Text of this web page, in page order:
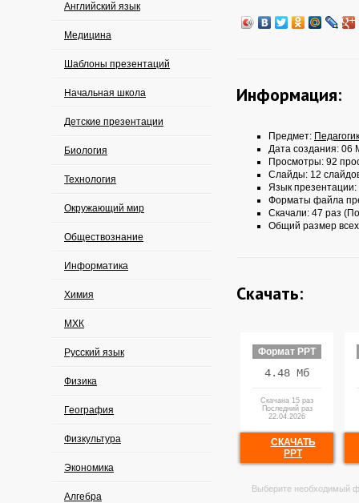
Английский язык
Медицина
Шаблоны презентаций
Начальная школа
Детские презентации
Биология
Технология
Окружающий мир
Обществознание
Информатика
Химия
МХК
Русский язык
Физика
География
Физкультура
Экономика
Алгебра
Информация:
Предмет:
Дата создания: 06
Просмотры: 92
Слайды: 12
Язык презентации:
Форматы файла
Скачали: 47 раз
Общий размер
Скачать:
Формат PPT
4.48 Мб
Скачана 15 раз
Последний раз
22.04.2026
СКАЧАТЬ
PPT
Выберите необходимый